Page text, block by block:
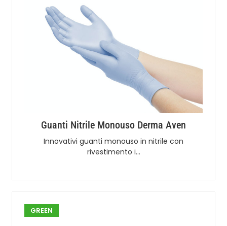
Guanti Nitrile Monouso Derma Aven
Innovativi guanti monouso in nitrile con
rivestimento i…
GREEN